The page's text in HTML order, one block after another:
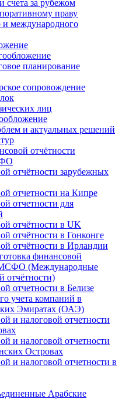
счета за рубежом
праву
и международного
планирование
сопровождение
лиц
и актуальных решений
отчётности
отчётности зарубежных
отчетности на Кипре
отчетности для
отчётности в UK
отчётности в Гонконге
отчётности в Ирландии
финансовой
МСФО (Международные
отчётности)
отчетности в Белизе
учета компаний в
Эмиратах (ОАЭ)
и налоговой отчетности
и налоговой отчетности
Островах
и налоговой отчетности в
Арабские